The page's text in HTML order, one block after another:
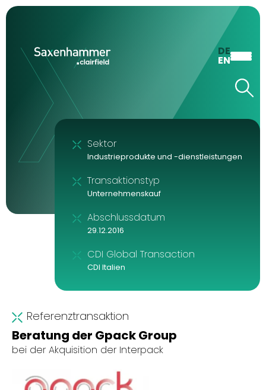
DE
EN
Referenztransaktion
Beratung der Gpack Group
bei der Akquisition der Interpack
Sektor
Industrieprodukte und -dienstleistungen
Transaktionstyp
Unternehmenskauf
Abschlussdatum
29.12.2016
CDI Global Transaction
CDI Italien